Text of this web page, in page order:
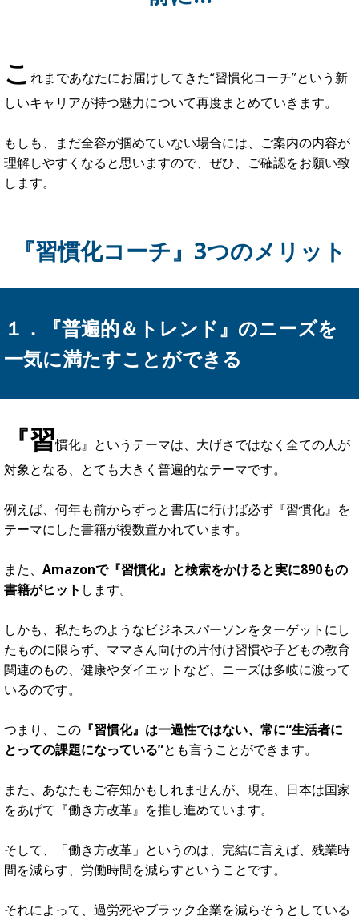
こ
れまであなたにお届けしてきた“習慣化コーチ”という新
しいキャリアが持つ魅力について再度まとめていきます。
もしも、まだ全容が掴めていない場合には、ご案内の内容が
理解しやすくなると思いますので、ぜひ、ご確認をお願い致
します。
『習慣化コーチ』3つのメリット
１．『普遍的＆トレンド』のニーズを
一気に満たすことができる
『習慣化』というテーマは、大げさではなく全ての人が
対象となる、とても大きく普遍的なテーマです。
例えば、何年も前からずっと書店に行けば必ず『習慣化』を
テーマにした書籍が複数置かれています。
また、Amazonで『習慣化』と検索をかけると実に890もの
しかも、私たちのようなビジネスパーソンをターゲットにし
関連のもの、健康やダイエットなど、ニーズは多岐に渡って
いるのです。
つまり、この『習慣化』は一過性ではない、常に“生活者に
とっての課題になっている”とも言うことができます。
また、あなたもご存知かもしれませんが、現在、日本は国家